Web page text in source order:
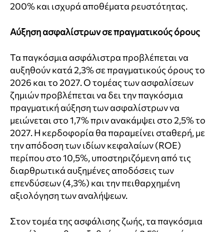
200% και ισχυρά αποθέματα ρευστότητας.
Αύξηση ασφαλίστρων σε πραγματικούς όρους
Τα παγκόσμια ασφάλιστρα προβλέπεται να
αυξηθούν κατά 2,3% σε πραγματικούς όρους το
2026 και το 2027. Ο τομέας των ασφαλίσεων
ζημιών προβλέπεται να δει την παγκόσμια
πραγματική αύξηση των ασφαλίστρων να
μειώνεται στο 1,7% πριν ανακάμψει στο 2,5% το
2027. Η κερδοφορία θα παραμείνει σταθερή, με
την απόδοση των ιδίων κεφαλαίων (ROE)
περίπου στο 10,5%, υποστηριζόμενη από τις
διαρθρωτικά αυξημένες αποδόσεις των
επενδύσεων (4,3%) και την πειθαρχημένη
αξιολόγηση των αναλήψεων.
Στον τομέα της ασφάλισης ζωής, τα παγκόσμια